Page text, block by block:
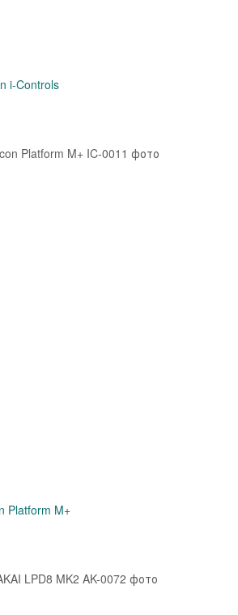
i-Controls
Platform M+